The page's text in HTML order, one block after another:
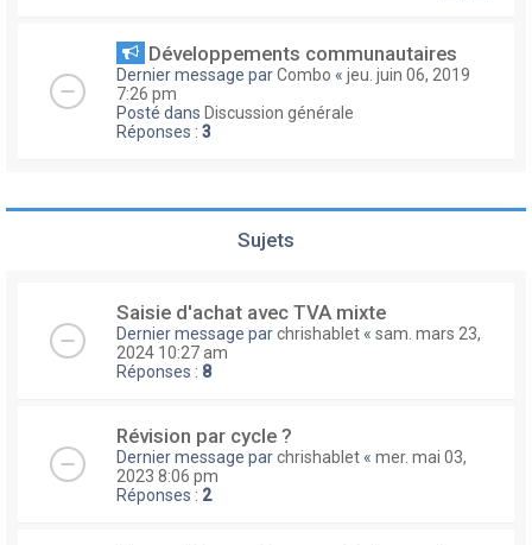
Développements communautaires
Dernier message parCombo « jeu. juin 06, 2019
7:26 pm
Posté dans Discussion générale
Réponses : 3
Sujets
Saisie d'achat avec TVA mixte
Dernier message parchrishablet « sam. mars 23,
2024 10:27 am
Réponses : 8
Révision par cycle ?
Dernier message parchrishablet « mer. mai 03,
2023 8:06 pm
Réponses : 2